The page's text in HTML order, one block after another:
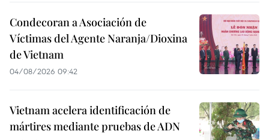
Condecoran a Asociación de
Víctimas del Agente Naranja/Dioxina
de Vietnam
04/08/2026 09:42
Vietnam acelera identificación de
mártires mediante pruebas de ADN